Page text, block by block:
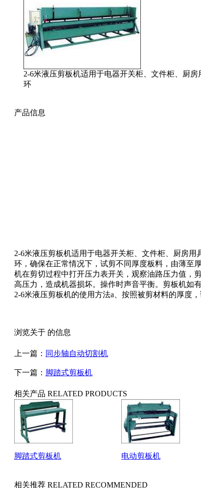
2-6米液压剪板机适用于电器开关柜、文件柜、厨
环
产品信息
2-6米液压剪板机适用于电器开关柜、文件柜、厨房
环，确保在正常情况下，试剪不同厚度板料，由薄至
机在剪切过程中打开压力表开关，观察油路压力值，
高压力，造成机器损坏。操作时声音平衡。剪板机如
2-6米液压剪板机的使用方法a、按照被剪材料的厚度
浏览关于 的信息
上一篇： 同步轴自动切割机
下一篇： 脚踏式剪板机
相关产品 RELATED PRODUCTS
脚踏式剪板机 电动剪板机
相关推荐 RELATED RECOMMENDED